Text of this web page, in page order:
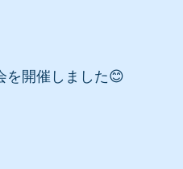
を開催しました😊